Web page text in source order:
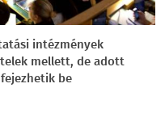
intézmények
mellett, de adott
be